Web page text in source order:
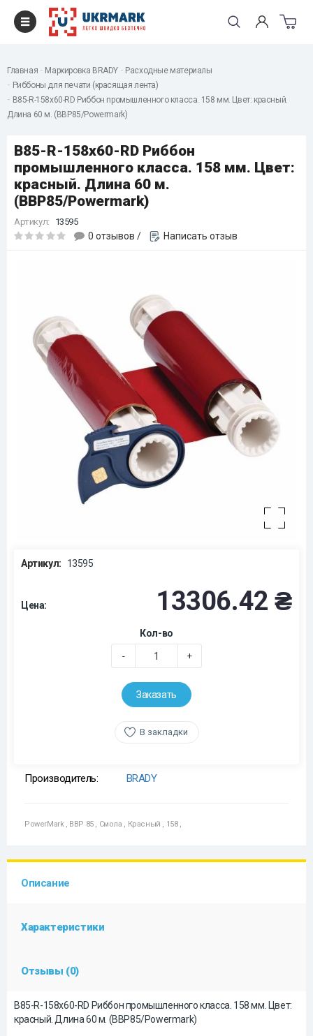
Главная Маркировка BRADY
Расходные материалы
Риббоны для печати (красящая лента)
B85-R-158x60-RD Риббон промышленного класса. 158 мм. Цвет: красный.
Длина 60 м. (BBP85/Powermark)
B85-R-158x60-RD Риббон
промышленного класса. 158 мм. Цвет:
красный. Длина 60 м.
(BBP85/Powermark)
Артикул: 13595
0 отзывов / Написать отзыв
Артикул: 13595
Цена: 13306.42 ₴
Кол-во
- +
Заказать
В закладки
Производитель: BRADY
PowerMark , BBP 85 , Смола , Красный , 158 ,
Описание
Характеристики
Отзывы (0)
B85-R-158x60-RD Риббон промышленного класса. 158 мм. Цвет:
красный. Длина 60 м. (BBP85/Powermark)